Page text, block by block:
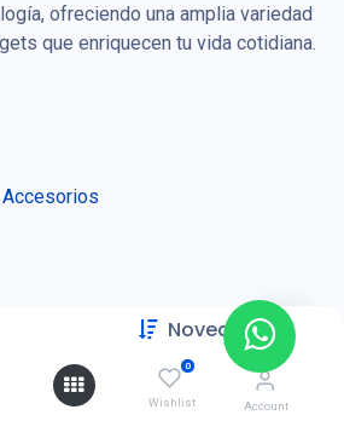
Novedades
0
Wishlist Account
ofreciendo una amplia variedad
que enriquecen tu vida cotidiana.